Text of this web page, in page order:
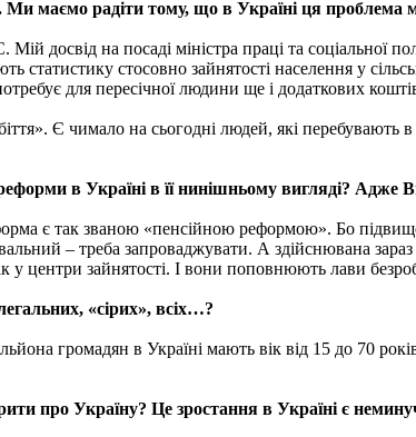
Ми маємо радіти тому, що в Україні ця
досвід на посаді міністра праці та соціальної
статистику стосовно зайнятості населення у
для пересічної людини ще і додаткових
Є чимало на сьогодні людей, які
в Україні в її нинішньому вигляді?
є так званою «пенсійною реформою». Бо
– треба запроваджувати. А здійснювана
у центри зайнятості. І вони поповнюють лави
«сірих», всіх…?
громадян в Україні мають вік від 15 до 70
про Україну? Це зростання в Україні є